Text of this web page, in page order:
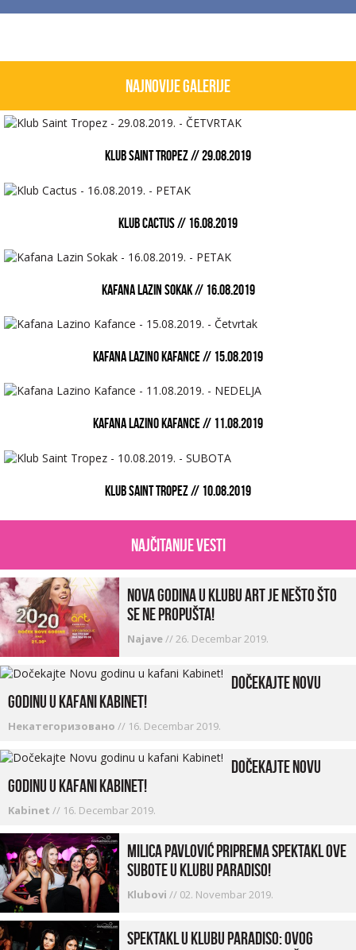
Najnovije galerije
KLUB SAINT TROPEZ // 29.08.2019
KLUB CACTUS // 16.08.2019
KAFANA LAZIN SOKAK // 16.08.2019
KAFANA LAZINO KAFANCE // 15.08.2019
KAFANA LAZINO KAFANCE // 11.08.2019
KLUB SAINT TROPEZ // 10.08.2019
najčitanije vesti
Nova godina u Klubu Art je nešto što
se ne propušta!
Najave//26. Decembar 2019.
Dočekajte Novu
godinu u kafani Kabinet!
Некатегоризовано // 16. Decembar 2019.
Dočekajte Novu
godinu u kafani Kabinet!
Kabinet // 16. Decembar 2019.
Milica Pavlović priprema spektakl ove
subote u klubu Paradiso!
Klubovi // 02. Novembar 2019.
Spektakl u klubu Paradiso: Ovog